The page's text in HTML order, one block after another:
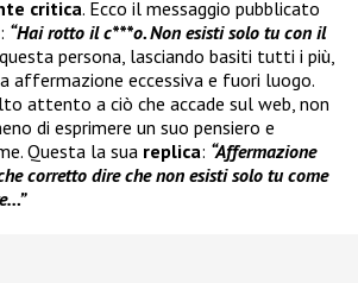
critica. Ecco il messaggio pubblicato
“Hai rotto il c***o. Non esisti solo tu con il
persona, lasciando basiti tutti i più,
affermazione eccessiva e fuori luogo.
attento a ciò che accade sul web, non
di esprimere un suo pensiero e
Questa la sua replica: “Affermazione
corretto dire che non esisti solo tu come